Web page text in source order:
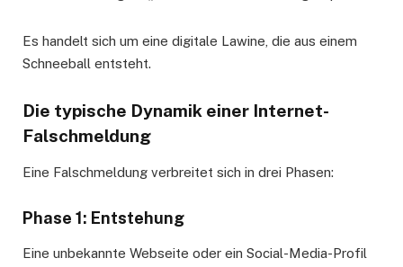
Es handelt sich um eine digitale Lawine, die aus einem
Schneeball entsteht.
Die typische Dynamik einer Internet-
Falschmeldung
Eine Falschmeldung verbreitet sich in drei Phasen:
Phase 1: Entstehung
Eine unbekannte Webseite oder ein Social-Media-Profil